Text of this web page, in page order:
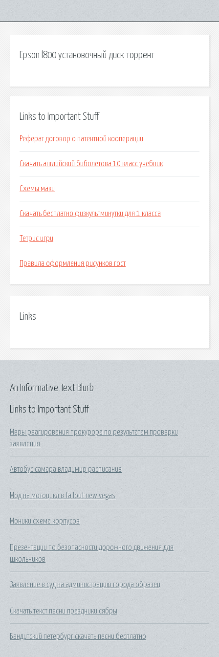
Epson l800 установочный диск торрент
Links to Important Stuff
Реферат договор о патентной кооперации
Скачать английский биболетова 10 класс учебник
Схемы маки
Скачать бесплатно физкультминутки для 1 класса
Тетрис игри
Правила оформления рисунков гост
Links
Links to Important Stuff
Меры реагирования прокурора по результатам проверки
заявления
Автобус самара владимир расписание
Мод на мотоцикл в fallout new vegas
Моники схема корпусов
Презентации по безопасности дорожного движения для
школьников
Заявление в суд на администрацию города образец
Скачать текст песни праздники сябры
Бандитский петербург скачать песни бесплатно
An Informative Text Blurb